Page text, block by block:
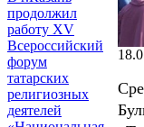
продолжил
работу XV
Всероссийский
форум
татарских
религиозных
деятелей